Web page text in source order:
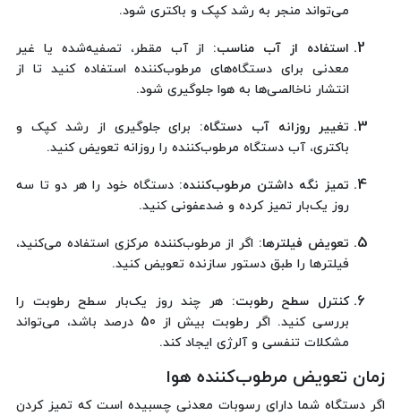
می‌تواند منجر به رشد کپک و باکتری شود.
استفاده از آب مناسب: از آب مقطر، تصفیه‌شده یا غیر
معدنی برای دستگاه‌های مرطوب‌کننده استفاده کنید تا از
انتشار ناخالصی‌ها به هوا جلوگیری شود.
تغییر روزانه آب دستگاه: برای جلوگیری از رشد کپک و
باکتری، آب دستگاه مرطوب‌کننده را روزانه تعویض کنید.
تمیز نگه داشتن مرطوب‌کننده: دستگاه خود را هر دو تا سه
روز یک‌بار تمیز کرده و ضدعفونی کنید.
تعویض فیلترها: اگر از مرطوب‌کننده مرکزی استفاده می‌کنید،
فیلترها را طبق دستور سازنده تعویض کنید.
کنترل سطح رطوبت: هر چند روز یک‌بار سطح رطوبت را
بررسی کنید. اگر رطوبت بیش از 50 درصد باشد، می‌تواند
مشکلات تنفسی و آلرژی ایجاد کند.
زمان تعویض مرطوب‌کننده هوا
اگر دستگاه شما دارای رسوبات معدنی چسبیده است که تمیز کردن